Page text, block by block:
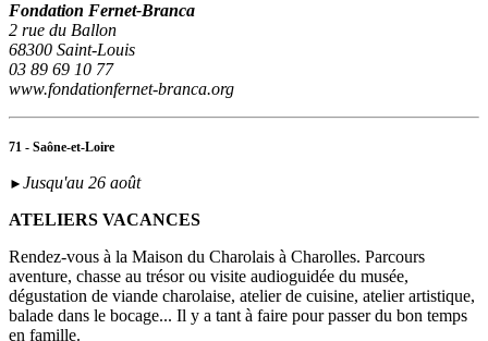
Fondation Fernet-Branca
2 rue du Ballon
68300 Saint-Louis
03 89 69 10 77
www.fondationfernet-branca.org
71 - Saône-et-Loire
► Jusqu'au 26 août
ATELIERS VACANCES
Rendez-vous à la Maison du Charolais à Charolles. Parcours
aventure, chasse au trésor ou visite audioguidée du musée,
dégustation de viande charolaise, atelier de cuisine, atelier artistique,
balade dans le bocage... Il y a tant à faire pour passer du bon temps
en famille.